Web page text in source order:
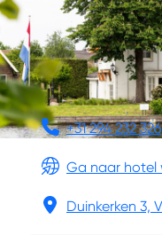
+31 294 232 326
Ga naar hotel
Duinkerken 3,